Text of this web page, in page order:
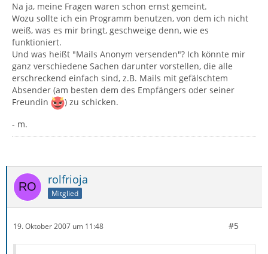
Na ja, meine Fragen waren schon ernst gemeint.
Wozu sollte ich ein Programm benutzen, von dem ich nicht
weiß, was es mir bringt, geschweige denn, wie es
funktioniert.
Und was heißt "Mails Anonym versenden"? Ich könnte mir
ganz verschiedene Sachen darunter vorstellen, die alle
erschreckend einfach sind, z.B. Mails mit gefälschtem
Absender (am besten dem des Empfängers oder seiner
Freundin
) zu schicken.
- m.
rolfrioja
Mitglied
19. Oktober 2007 um 11:48 #5